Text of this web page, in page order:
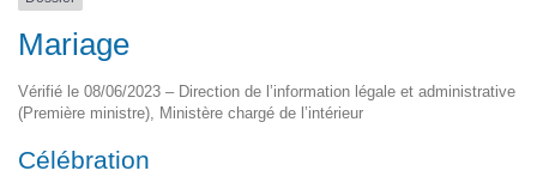
Mariage
Vérifié le 08/06/2023 – Direction de l’information légale et administrative
(Première ministre), Ministère chargé de l’intérieur
Célébration